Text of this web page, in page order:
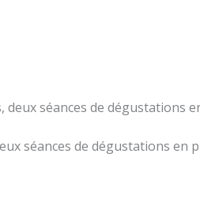
séances de dégustations
séances de dégustations en